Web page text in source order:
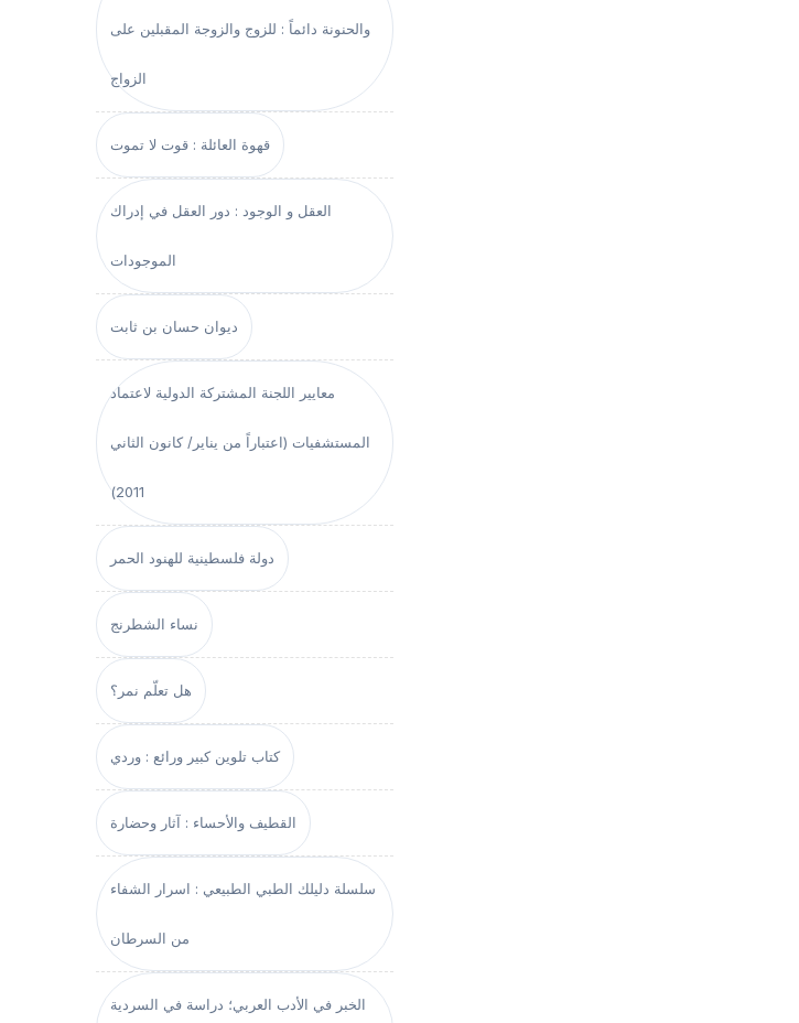
والحنونة دائماً : للزوج والزوجة المقبلين على
الزواج
قهوة العائلة : قوت لا تموت
العقل و الوجود : دور العقل في إدراك
الموجودات
ديوان حسان بن ثابت
معايير اللجنة المشتركة الدولية لاعتماد
المستشفيات (اعتباراً من يناير/ كانون الثاني
2011)
دولة فلسطينية للهنود الحمر
نساء الشطرنج
هل تعلّم نمر؟
كتاب تلوين كبير ورائع : وردي
القطيف والأحساء : آثار وحضارة
سلسلة دليلك الطبي الطبيعي : اسرار الشفاء
من السرطان
الخبر في الأدب العربي؛ دراسة في السردية